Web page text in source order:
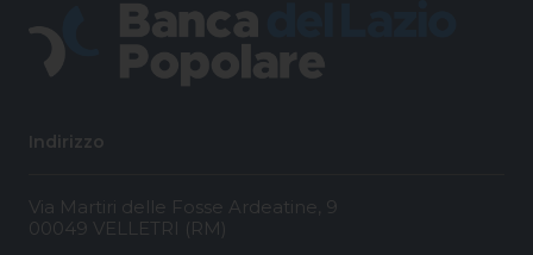
Indirizzo
Via Martiri delle Fosse Ardeatine, 9
00049 VELLETRI (RM)